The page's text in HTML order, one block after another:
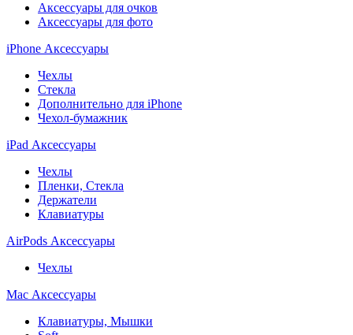
Аксессуары для очков
Аксессуары для фото
iPhone Аксессуары
Чехлы
Стекла
Дополнительно для iPhone
Чехол-бумажник
iPad Аксессуары
Чехлы
Пленки, Стекла
Держатели
Клавиатуры
AirPods Аксессуары
Чехлы
Mac Аксессуары
Клавиатуры, Мышки